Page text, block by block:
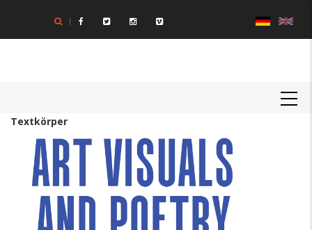
Inhalt
Textkörper
paragraphs